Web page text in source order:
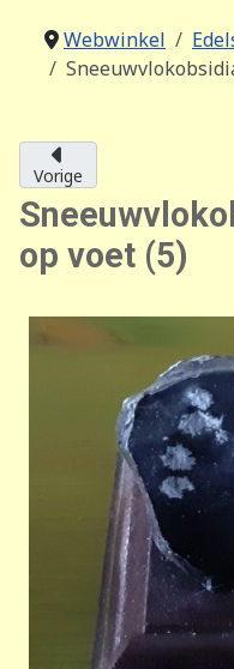
Webwinkel
Vorige
op voet (5)